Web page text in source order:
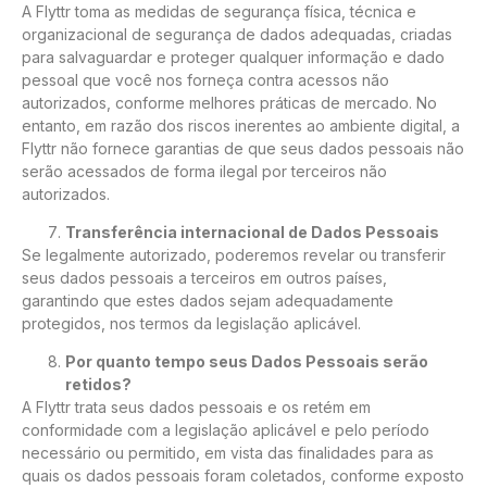
A Flyttr toma as medidas de segurança física, técnica e
organizacional de segurança de dados adequadas, criadas
para salvaguardar e proteger qualquer informação e dado
pessoal que você nos forneça contra acessos não
autorizados, conforme melhores práticas de mercado. No
entanto, em razão dos riscos inerentes ao ambiente digital, a
Flyttr não fornece garantias de que seus dados pessoais não
serão acessados de forma ilegal por terceiros não
autorizados.
Transferência internacional de Dados Pessoais
Se legalmente autorizado, poderemos revelar ou transferir
seus dados pessoais a terceiros em outros países,
garantindo que estes dados sejam adequadamente
protegidos, nos termos da legislação aplicável.
Por quanto tempo seus Dados Pessoais serão
retidos?
A Flyttr trata seus dados pessoais e os retém em
conformidade com a legislação aplicável e pelo período
necessário ou permitido, em vista das finalidades para as
quais os dados pessoais foram coletados, conforme exposto